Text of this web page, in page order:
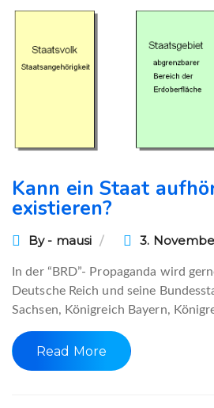
Kann ein Staat
existieren?
By - mausi 3.
In der “BRD”- Propaganda wird
Deutsche Reich und seine
Sachsen, Königreich Bayern,
Read More